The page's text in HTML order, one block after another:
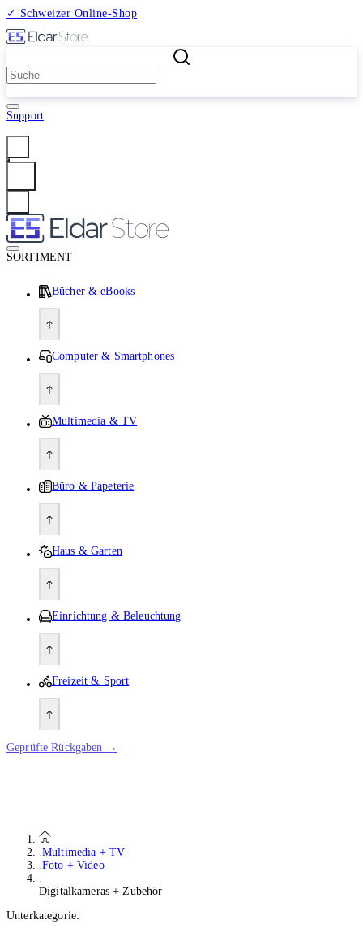
✓ Schweizer Online-Shop
Support
SORTIMENT
Bücher & eBooks
Computer & Smartphones
Multimedia & TV
Büro & Papeterie
Haus & Garten
Einrichtung & Beleuchtung
Freizeit & Sport
Geprüfte Rückgaben →
Multimedia + TV
Foto + Video
Digitalkameras + Zubehör
Unterkategorie: